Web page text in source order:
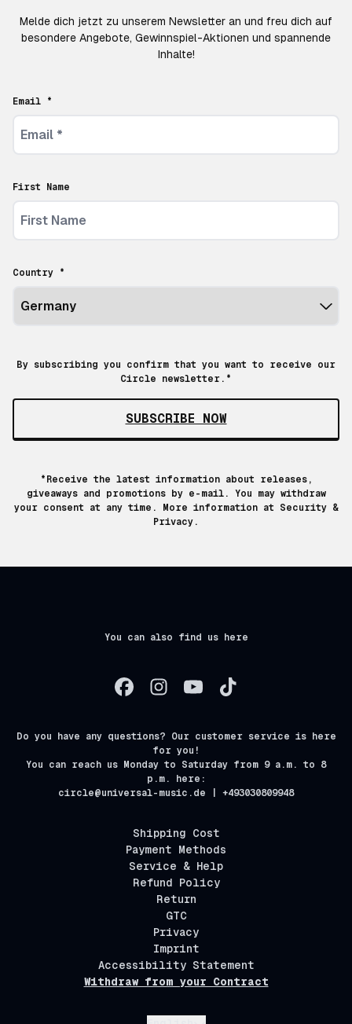
Melde dich jetzt zu unserem Newsletter an und freu dich auf
besondere Angebote, Gewinnspiel-Aktionen und spannende
Inhalte!
Email *
First Name
Country *
By subscribing you confirm that you want to receive our
Circle newsletter.*
SUBSCRIBE NOW
*Receive the latest information about releases,
giveaways and promotions by e-mail. You may withdraw
your consent at any time. More information at
Security &
Privacy.
You can also find us here
Do you have any questions? Our customer service is here
for you!
You can reach us Monday to Saturday from 9 a.m. to 8
p.m. here:
circle@universal-music.de | +493030809948
Shipping Cost
Payment Methods
Service & Help
Refund Policy
Return
GTC
Privacy
Imprint
Accessibility Statement
Withdraw from your Contract